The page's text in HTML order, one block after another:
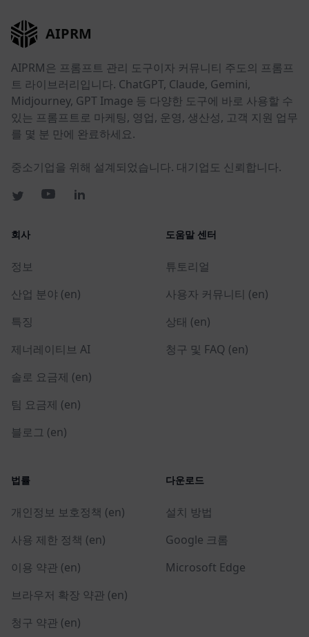
AIPRM
AIPRM은 프롬프트 관리 도구이자 커뮤니티 주도의 프롬프
트 라이브러리입니다. ChatGPT, Claude, Gemini,
Midjourney, GPT Image 등 다양한 도구에 바로 사용할 수
있는 프롬프트로 마케팅, 영업, 운영, 생산성, 고객 지원 업무
를 몇 분 만에 완료하세요.
중소기업을 위해 설계되었습니다. 대기업도 신뢰합니다.
회사
정보
산업 분야 (en)
특징
제너레이티브 AI
솔로 요금제 (en)
팀 요금제 (en)
블로그 (en)
도움말 센터
튜토리얼
사용자 커뮤니티 (en)
상태 (en)
청구 및 FAQ (en)
법률
개인정보 보호정책 (en)
사용 제한 정책 (en)
이용 약관 (en)
브라우저 확장 약관 (en)
청구 약관 (en)
다운로드
설치 방법
Google 크롬
Microsoft Edge